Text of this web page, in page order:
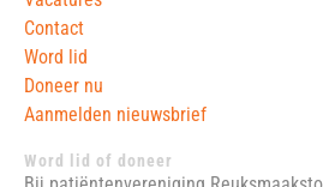
Contact
Word lid
Doneer nu
Aanmelden nieuwsbrief
Word lid of doneer